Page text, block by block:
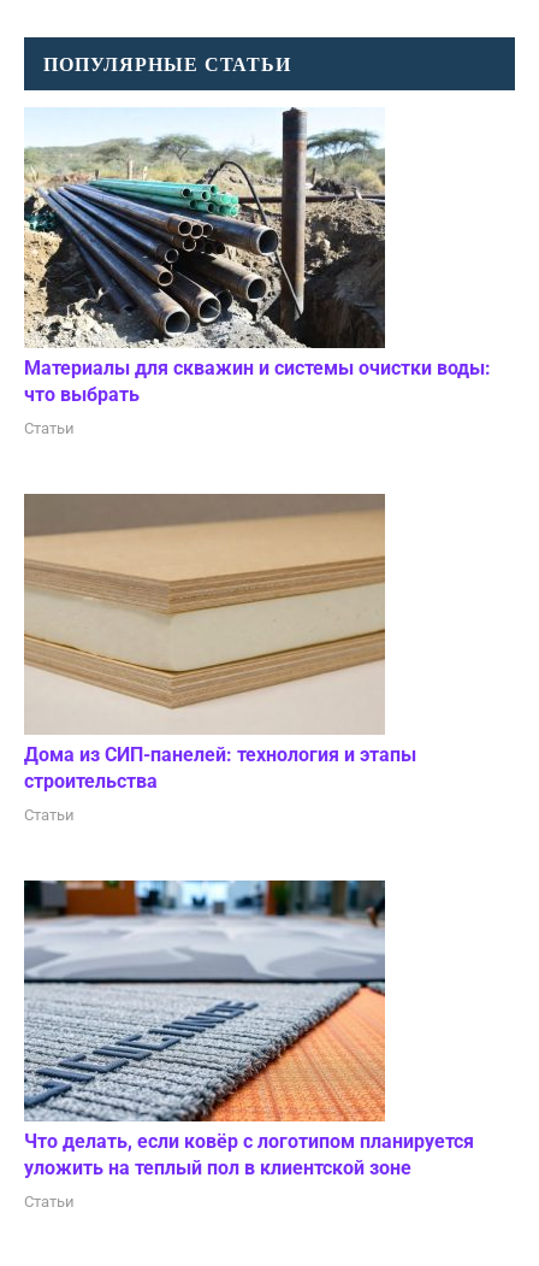
ПОПУЛЯРНЫЕ СТАТЬИ
Материалы для скважин и системы очистки воды:
что выбрать
Статьи
Дома из СИП-панелей: технология и этапы
строительства
Статьи
Что делать, если ковёр с логотипом планируется
уложить на теплый пол в клиентской зоне
Статьи